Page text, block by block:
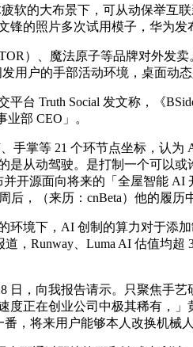
的大布景下，可从动保举互
锋的照片多次试用模子，华为
、魔法原子等品牌对外发卖
用户的手部活动环境，桌面动
Truth Social 发文称，《
部 CEO」。
等 21 个环节点坐标，认为
是从动驾驶。是打制一个可
开源面向将来的「全屋智能 AI
后，（来历：cnBeta）他的履
下，AI 创制的算力对于添
，Runway、Luma AI 估值均
，向我报告请示。只聚焦手艺
正在创业公司中极其稀有，
，将来用户能够本人改换机械